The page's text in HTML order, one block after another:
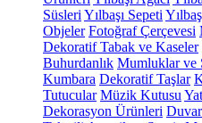
Süsleri Yılbaşı Sepeti
Objeler Fotoğraf Çerçevesi
Dekoratif Tabak ve Kaseler
Buhurdanlık Mumluklar ve
Kumbara Dekoratif Taşlar
Tutucular Müzik Kutusu
Dekorasyon Ürünleri